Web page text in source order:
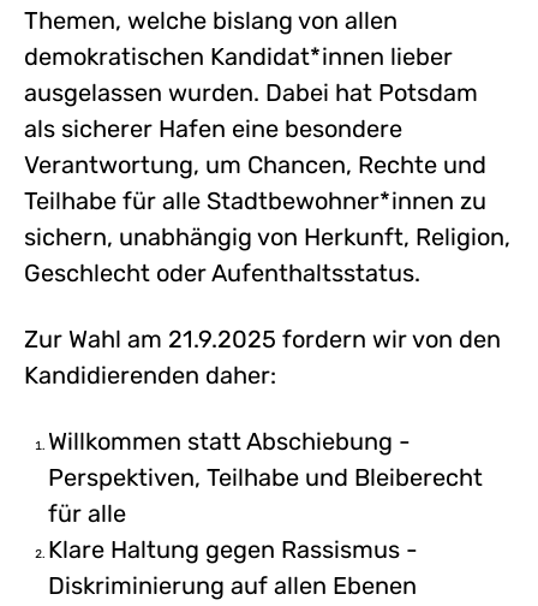
Themen, welche bislang von allen
demokratischen Kandidat*innen lieber
ausgelassen wurden. Dabei hat Potsdam
als sicherer Hafen eine besondere
Verantwortung, um Chancen, Rechte und
Teilhabe für alle Stadtbewohner*innen zu
sichern, unabhängig von Herkunft, Religion,
Geschlecht oder Aufenthaltsstatus.
Zur Wahl am 21.9.2025 fordern wir von den
Kandidierenden daher:
Willkommen statt Abschiebung -
Perspektiven, Teilhabe und Bleiberecht
für alle
Klare Haltung gegen Rassismus -
Diskriminierung auf allen Ebenen